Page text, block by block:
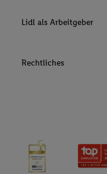
Lidl als Arbeitgeber
Rechtliches